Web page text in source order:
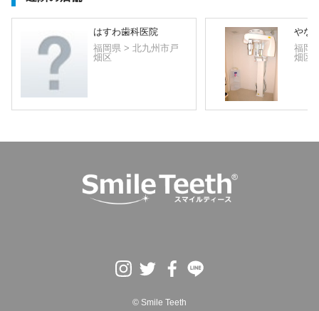
はすわ歯科医院
福岡県 > 北九州市戸
畑区
やな
福岡
畑区
© Smile Teeth